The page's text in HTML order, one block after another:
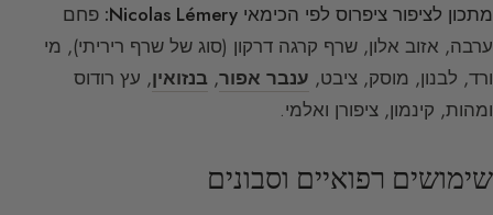
מתכון לציפור ציפרוס לפי הכימאי Nicolas Lémery:
פחם
ערבה, אזוב אלון, שרף קרגה דרקון (סוג של שרף ריריתי), מי
ורד, לבנון, מוסק, ציבט, ענבר אפור, בנזואין, עץ רודוס
ומהות, קינמון, ציפורן ואלמי.
שימושים רפואיים וסבונים